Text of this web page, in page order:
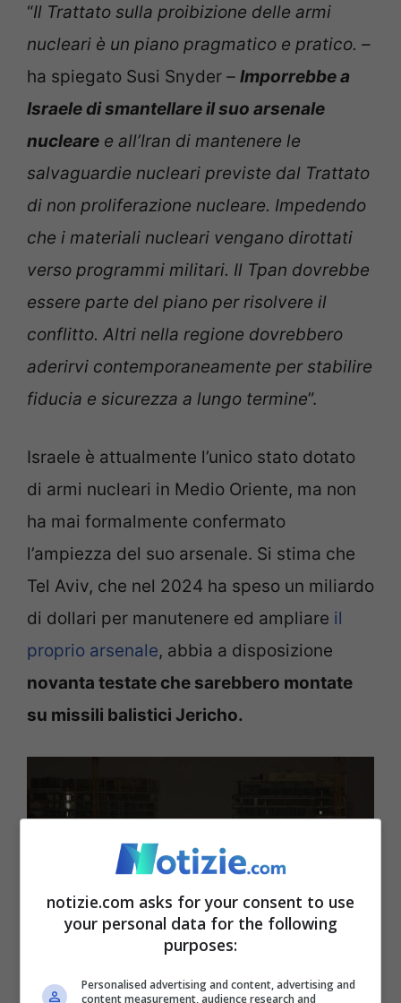
“Il Trattato sulla proibizione delle armi
nucleari è un piano pragmatico e pratico. –
ha spiegato Susi Snyder – Imporrebbe a
Israele di smantellare il suo arsenale
nucleare e all’Iran di mantenere le
salvaguardie nucleari previste dal Trattato
di non proliferazione nucleare. Impedendo
che i materiali nucleari vengano dirottati
verso programmi militari. Il Tpan dovrebbe
essere parte del piano per risolvere il
conflitto. Altri nella regione dovrebbero
aderirvi contemporaneamente per stabilire
fiducia e sicurezza a lungo termine”.
Israele è attualmente l’unico stato dotato
di armi nucleari in Medio Oriente, ma non
ha mai formalmente confermato
l’ampiezza del suo arsenale. Si stima che
Tel Aviv, che nel 2024 ha speso un miliardo
di dollari per manutenere ed ampliare il
proprio arsenale, abbia a disposizione
novanta testate che sarebbero montate
su missili balistici Jericho.
notizie.com asks for your consent to use
your personal data for the following
purposes:
Personalised advertising and content, advertising and
content measurement, audience research and